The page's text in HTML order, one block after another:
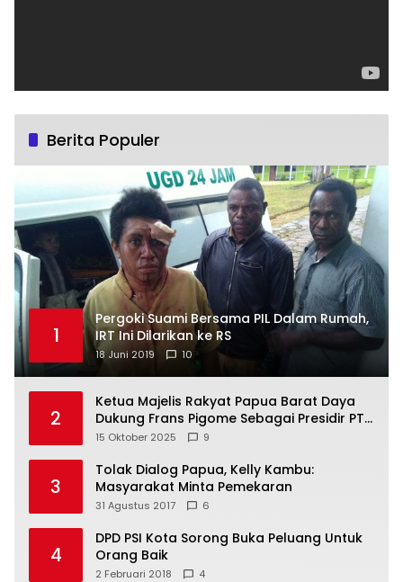
Berita Populer
1
Pergoki Suami Bersama PIL Dalam Rumah,
IRT Ini Dilarikan ke RS
18 Juni 2019 10
2
Ketua Majelis Rakyat Papua Barat Daya
Dukung Frans Pigome Sebagai Presidir PT
Freeport Indonesia
15 Oktober 2025 9
3
Tolak Dialog Papua, Kelly Kambu:
Masyarakat Minta Pemekaran
31 Agustus 2017 6
4
DPD PSI Kota Sorong Buka Peluang Untuk
Orang Baik
2 Februari 2018 4